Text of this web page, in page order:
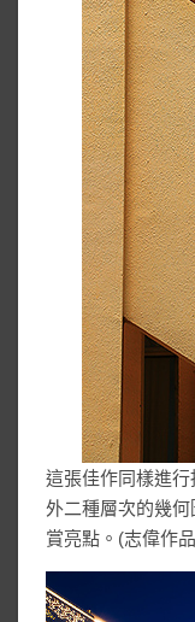
這張佳作同樣進
外二種層次的幾
賞亮點。(志偉作